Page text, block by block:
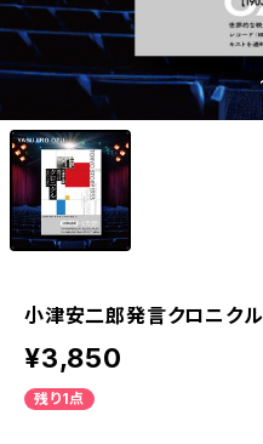
小津安二郎発言クロニク
¥3,850
残り1点